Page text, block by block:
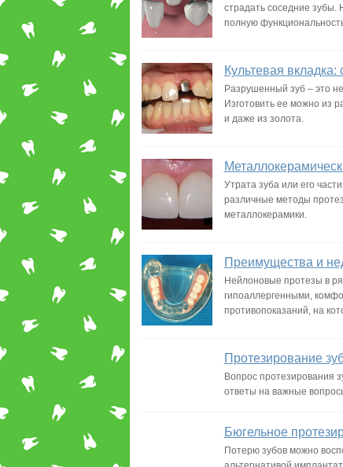
страдать соседние зубы.
полную
Культевая
Разрушенный зуб – это
Изготовить ее можно из
и даже из золота.
Утрата зуба или его
различные методы
металлокерамики.
Преимущества и
Нейлоновые протезы в
гипоаллергенными,
противопоказаний, на
Протезирование
Вопрос протезирования
ответы на важные
Бюгельное
Потерю зубов можно